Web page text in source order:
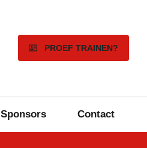
PROEF TRAINEN?
Sponsors Contact